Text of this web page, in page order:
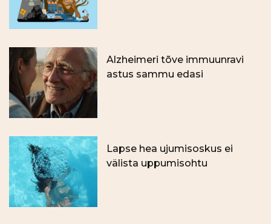
Alzheimeri tõve immuunravi
astus sammu edasi
Lapse hea ujumisoskus ei
välista uppumisohtu